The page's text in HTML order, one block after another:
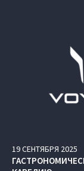
19СЕНТЯБРЯ 2025